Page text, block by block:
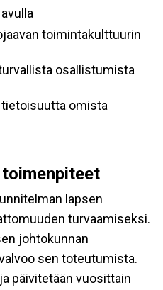
toimintakulttuurin
osallistumista
omista
lapsen
turvaamiseksi.
johtokunnan
sen toteutumista.
päivitetään vuosittain